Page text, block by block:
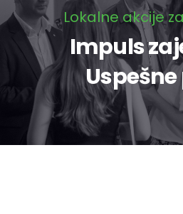
Lokalne akcije
Impuls